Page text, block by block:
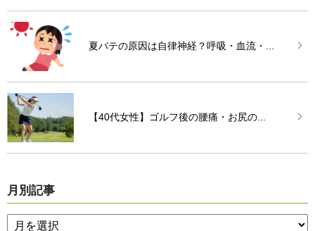
夏バテの原因は自律神経？呼吸・血流・...
【40代女性】ゴルフ後の腰痛・お尻の...
月別記事